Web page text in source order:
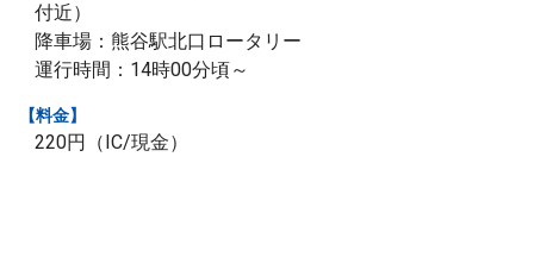
付近）
降車場：熊谷駅北口ロータリー
運行時間：14時00分頃～
【料金】
220円（IC/現金）